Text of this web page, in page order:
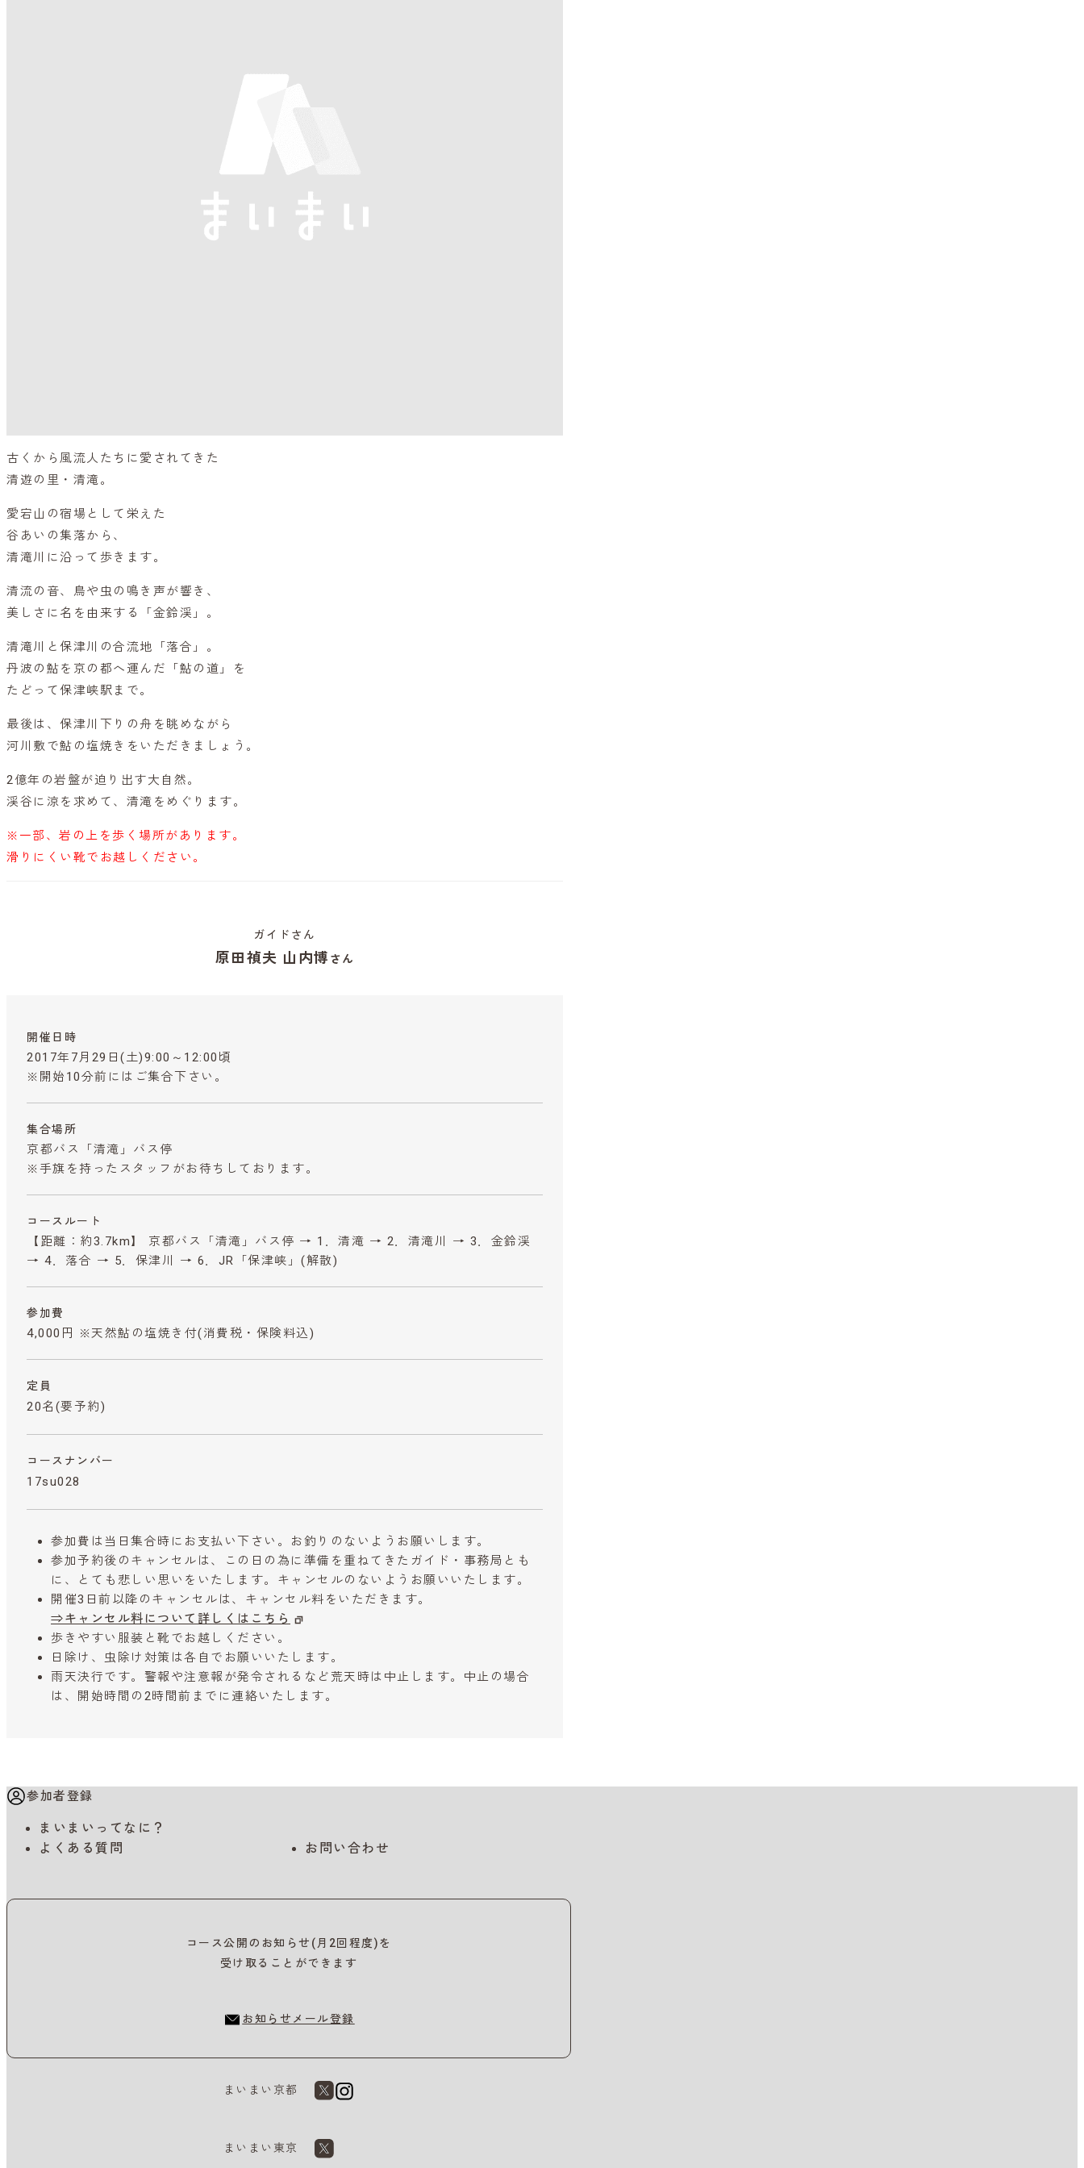
古くから風流人たちに愛されてきた
清遊の里・清滝。
愛宕山の宿場として栄えた
谷あいの集落から、
清滝川に沿って歩きます。
清流の音、鳥や虫の鳴き声が響き、
美しさに名を由来する「金鈴渓」。
清滝川と保津川の合流地「落合」。
丹波の鮎を京の都へ運んだ「鮎の道」を
たどって保津峡駅まで。
最後は、保津川下りの舟を眺めながら
河川敷で鮎の塩焼きをいただきましょう。
2億年の岩盤が迫り出す大自然。
渓谷に涼を求めて、清滝をめぐります。
※一部、岩の上を歩く場所があります。
滑りにくい靴でお越しください。
ガイドさん
原田禎夫 山内博 さん
開催日時
2017年7月29日(土)9:00～12:00頃
※開始10分前にはご集合下さい。
集合場所
京都バス「清滝」バス停
※手旗を持ったスタッフがお待ちしております。
コースルート
【距離：約3.7km】 京都バス「清滝」バス停 → 1．清滝 → 2．清滝川 → 3．金鈴渓
→ 4．落合 → 5．保津川 → 6．JR「保津峡」(解散)
参加費
4,000円 ※天然鮎の塩焼き付(消費税・保険料込)
定員
20名(要予約)
コースナンバー
17su028
参加費は当日集合時にお支払い下さい。お釣りのないようお願いします。
参加予約後のキャンセルは、この日の為に準備を重ねてきたガイド・事務局とも
に、とても悲しい思いをいたします。キャンセルのないようお願いいたします。
開催3日前以降のキャンセルは、キャンセル料をいただきます。
⇒キャンセル料について詳しくはこちら
歩きやすい服装と靴でお越しください。
日除け、虫除け対策は各自でお願いいたします。
雨天決行です。警報や注意報が発令されるなど荒天時は中止します。中止の場合
は、開始時間の2時間前までに連絡いたします。
参加者登録
まいまいってなに？
よくある質問
お問い合わせ
コース公開のお知らせ(月2回程度)を
受け取ることができます
お知らせメール登録
まいまい京都
まいまい東京